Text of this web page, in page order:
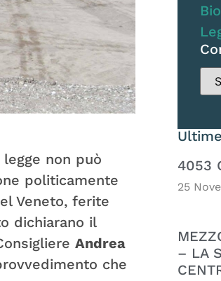
non può
politicamente
Veneto, ferite
dichiarano il
Andrea
che
4053
25
– LA